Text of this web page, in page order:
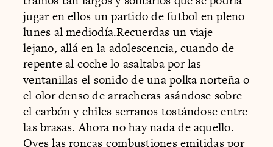
jugar en ellos un partido de futbol en pleno
lunes al mediodía.Recuerdas un viaje
lejano, allá en la adolescencia, cuando de
repente al coche lo asaltaba por las
ventanillas el sonido de una polka norteña o
el olor denso de arracheras asándose sobre
el carbón y chiles serranos tostándose entre
las brasas. Ahora no hay nada de aquello.
Oyes las roncas combustiones emitidas por